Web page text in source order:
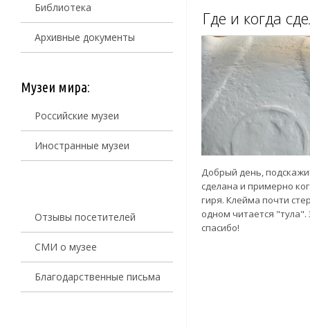
Библиотека
Архивные документы
Музеи мира:
Российские музеи
Иностранные музеи
Отзывы посетителей
СМИ о музее
Благодарственные письма
Где и когда
Добрый день,
сделана и примерно
гиря. Клейма почти
одном читается
спасибо!